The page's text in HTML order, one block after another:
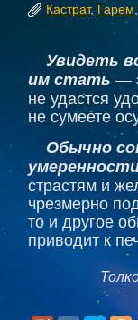
Кастрат, Гарем
Увидеть
им стать —
не удастся
не сумеете
Обычно
страстям и
чрезмерно
то и другое
приводит к